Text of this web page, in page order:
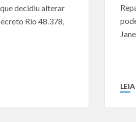
decidiu alterar
Rio 48.378,